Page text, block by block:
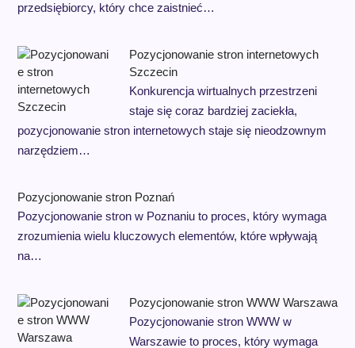
przedsiębiorcy, który chce zaistnieć…
Pozycjonowanie stron internetowych
Szczecin
Konkurencja wirtualnych przestrzeni
staje się coraz bardziej zaciekła,
pozycjonowanie stron internetowych staje się nieodzownym
narzędziem…
Pozycjonowanie stron Poznań
Pozycjonowanie stron w Poznaniu to proces, który wymaga
zrozumienia wielu kluczowych elementów, które wpływają
na…
Pozycjonowanie stron WWW Warszawa
Pozycjonowanie stron WWW w
Warszawie to proces, który wymaga